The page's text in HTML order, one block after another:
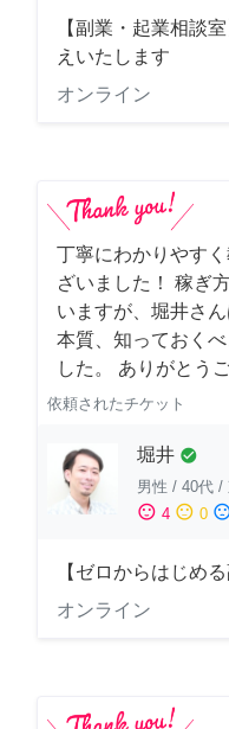
【副業・起業相談
えいたします
オンライン
丁寧にわかりやす
ざいました！ 稼ぎ
いますが、堀井さ
本質、知っておく
した。 ありがとう
依頼されたチケット
堀井 check_circle
男性 / 40代 /
sentiment_satisfied 4 sentiment_neutral 0
【ゼロからはじめ
オンライン